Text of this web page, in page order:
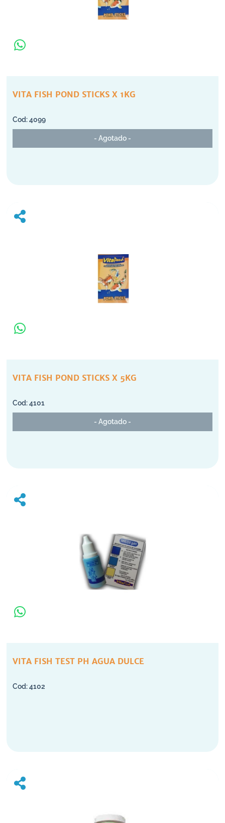
VITA FISH POND STICKS X 1KG
4099
- Agotado -
VITA FISH POND STICKS X 5KG
4101
- Agotado -
VITA FISH TEST PH AGUA DULCE
4102